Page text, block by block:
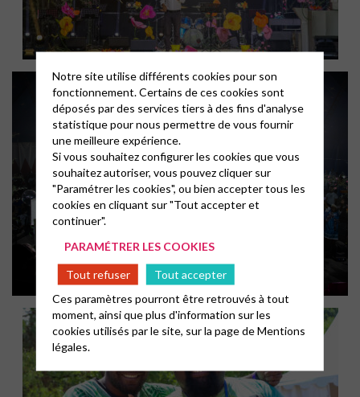
Notre site utilise différents cookies pour son
fonctionnement. Certains de ces cookies sont
déposés par des services tiers à des fins d'analyse
statistique pour nous permettre de vous fournir
une meilleure expérience.
Si vous souhaitez configurer les cookies que vous
souhaitez autoriser, vous pouvez cliquer sur
"Paramétrer les cookies", ou bien accepter tous les
cookies en cliquant sur "Tout accepter et
continuer".
PARAMÉTRER LES COOKIES
Tout refuser
Tout accepter
Ces paramètres pourront être retrouvés à tout
moment, ainsi que plus d'information sur les
cookies utilisés par le site, sur la page deMentions
légales.